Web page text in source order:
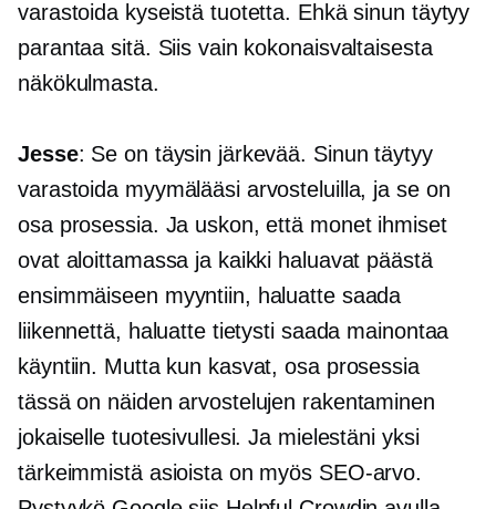
varastoida kyseistä tuotetta. Ehkä sinun täytyy
parantaa sitä. Siis vain kokonaisvaltaisesta
näkökulmasta.
Jesse: Se on täysin järkevää. Sinun täytyy
varastoida myymälääsi arvosteluilla, ja se on
osa prosessia. Ja uskon, että monet ihmiset
ovat aloittamassa ja kaikki haluavat päästä
ensimmäiseen myyntiin, haluatte saada
liikennettä, haluatte tietysti saada mainontaa
käyntiin. Mutta kun kasvat, osa prosessia
tässä on näiden arvostelujen rakentaminen
jokaiselle tuotesivullesi. Ja mielestäni yksi
tärkeimmistä asioista on myös SEO-arvo.